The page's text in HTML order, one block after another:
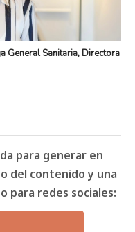
General Sanitaria, Directora
para generar en
del contenido y una
para redes sociales: